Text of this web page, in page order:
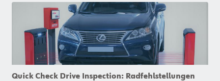
Herausforderungen,
Chancen
Potenziale
Quick Check Drive Inspection: Radfehlstellungen